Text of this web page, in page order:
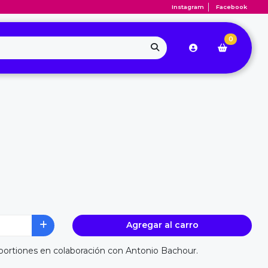
Instagram Facebook
0
Agregar al carro
en colaboración con Antonio Bachour.